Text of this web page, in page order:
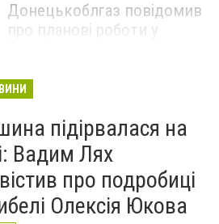
Донецькоблгаз повідомив
про планові роботи у
НОВИНИ
підірвалася на
Вадим Лях
про подробиці
Олексія Юкова